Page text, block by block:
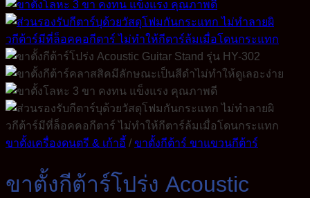
ขาตั้งเครื่องดนตรี & เก้าอี้ / ขาตั้งกีต้าร์ ขาแขวนกีต้าร์
ขาตั้งกีต้าร์โปร่ง Acoustic